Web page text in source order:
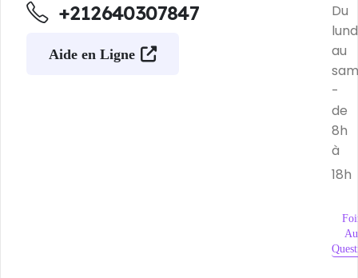
+212640307847
Aide en Ligne
Du
au
-
de
8h
à
18h